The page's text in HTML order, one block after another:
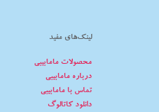
لینک‌های مفید
محصولات مامابیبی
درباره مامابیبی
تماس با مامابیبی
دانلود کاتالوگ